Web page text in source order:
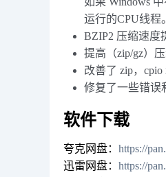
运行的CPU线程。
BZIP2 压缩速度
提高（zip/gz）压
改善了 zip，cpio
修复了一些错误
软件下载
夸克网盘： https://
迅雷网盘： https://